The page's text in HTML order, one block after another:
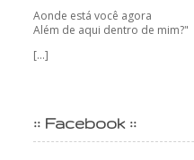
Aonde está você agora
Além de aqui dentro de mim?"
[...]
:: Facebook ::